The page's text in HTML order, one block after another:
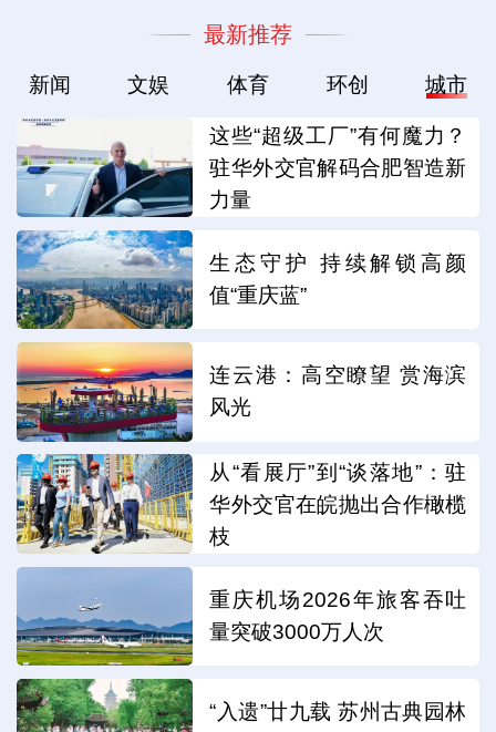
最新推荐
新闻 文娱 体育 环创 城市
这些“超级工厂”有何魔力？
驻华外交官解码合肥智造新
力量
生态守护 持续解锁高颜
值“重庆蓝”
连云港：高空瞭望 赏海滨
风光
从“看展厅”到“谈落地”：驻
华外交官在皖抛出合作橄榄
枝
重庆机场2026年旅客吞吐
量突破3000万人次
“入遗”廿九载 苏州古典园林